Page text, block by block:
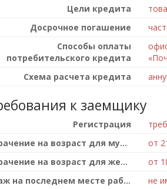
Цели кредита
Досрочное погашение
Способы оплаты
потребительского кредита
Схема расчета кредита
к заемщику
Регистрация
Ограчение на возраст для мужчин
от
Ограчение на возраст для женщин
от
Стаж на последнем месте работы
не